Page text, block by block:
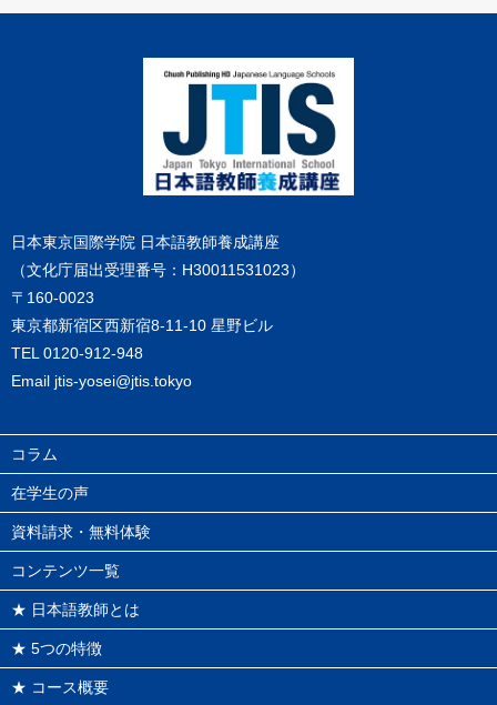
日本東京国際学院 日本語教師養成講座
（文化庁届出受理番号：H30011531023）
〒160-0023
東京都新宿区西新宿8-11-10 星野ビル
TEL 0120-912-948
Email jtis-yosei@jtis.tokyo
コラム
在学生の声
資料請求・無料体験
コンテンツ一覧
★ 日本語教師とは
★ 5つの特徴
★ コース概要